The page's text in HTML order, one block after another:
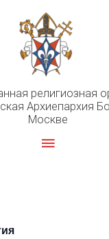
религиозная
Архиепархия
Москве
Главное